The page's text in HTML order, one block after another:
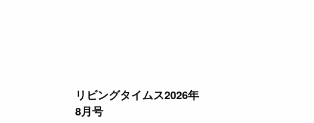
リビングタイムス2026年
8月号